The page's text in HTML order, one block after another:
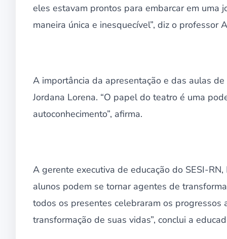
eles estavam prontos para embarcar em uma
maneira única e inesquecível”, diz o professor
A importância da apresentação e das aulas
Jordana Lorena. “O papel do teatro é uma
autoconhecimento”, afirma.
A gerente executiva de educação do SESI-
alunos podem se tornar agentes de
todos os presentes celebraram os
transformação de suas vidas”, conclui a